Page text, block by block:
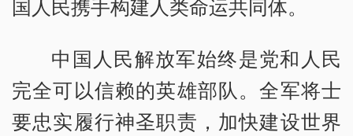
国人民携手构建人类命运共同体。
中国人民解放军始终是党和人民
完全可以信赖的英雄部队。全军将士
要忠实履行神圣职责，加快建设世界